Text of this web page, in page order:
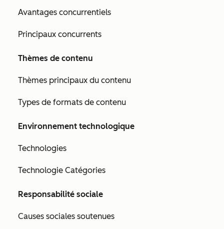
Avantages concurrentiels
Principaux concurrents
Thèmes de contenu
Thèmes principaux du contenu
Types de formats de contenu
Environnement technologique
Technologies
Technologie Catégories
Responsabilité sociale
Causes sociales soutenues